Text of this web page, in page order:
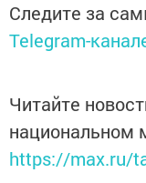
Следите за
Telegram-
Читайте
национальном
https://max.ru/